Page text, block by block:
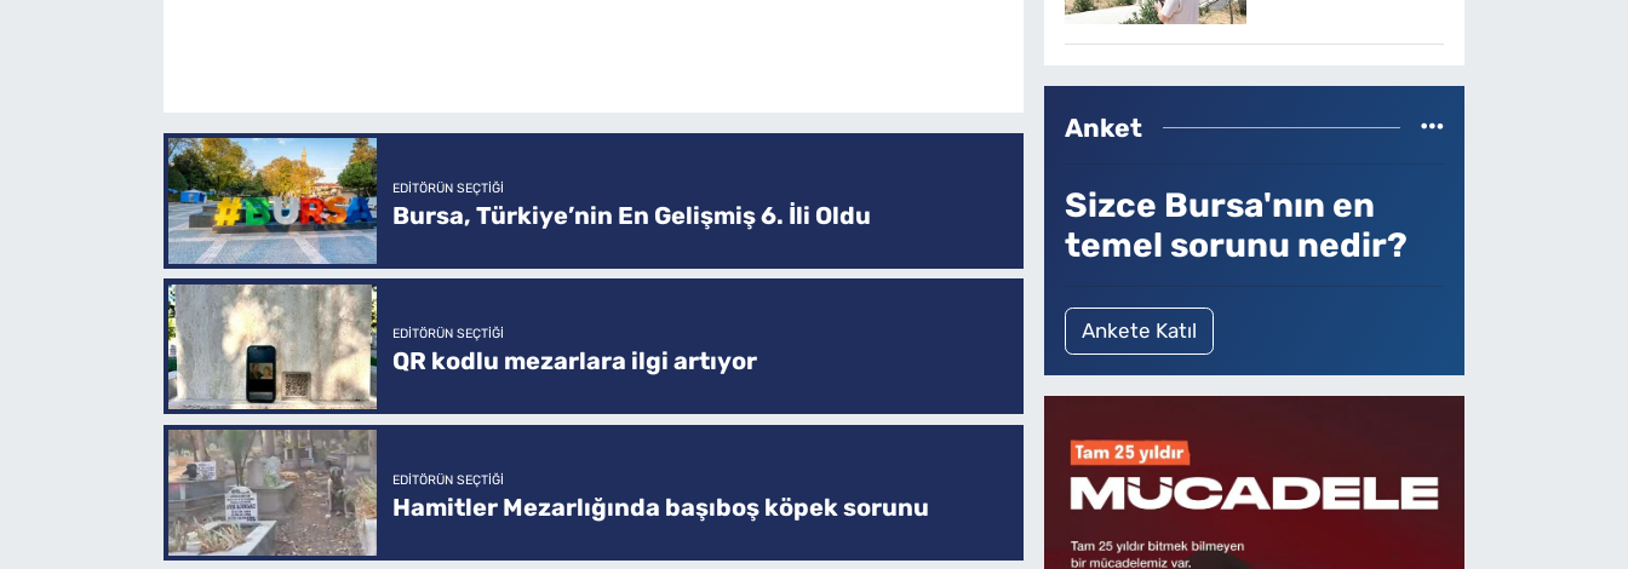
EDITÖRÜN SEÇTIĞI
Bursa, Türkiye’nin En Gelişmiş 6. İli Oldu
EDITÖRÜN SEÇTIĞI
QR kodlu mezarlara ilgi artıyor
EDITÖRÜN SEÇTIĞI
Hamitler Mezarlığında başıboş köpek sorunu
Anket
Sizce Bursa'nın en
temel sorunu nedir?
Ankete Katıl